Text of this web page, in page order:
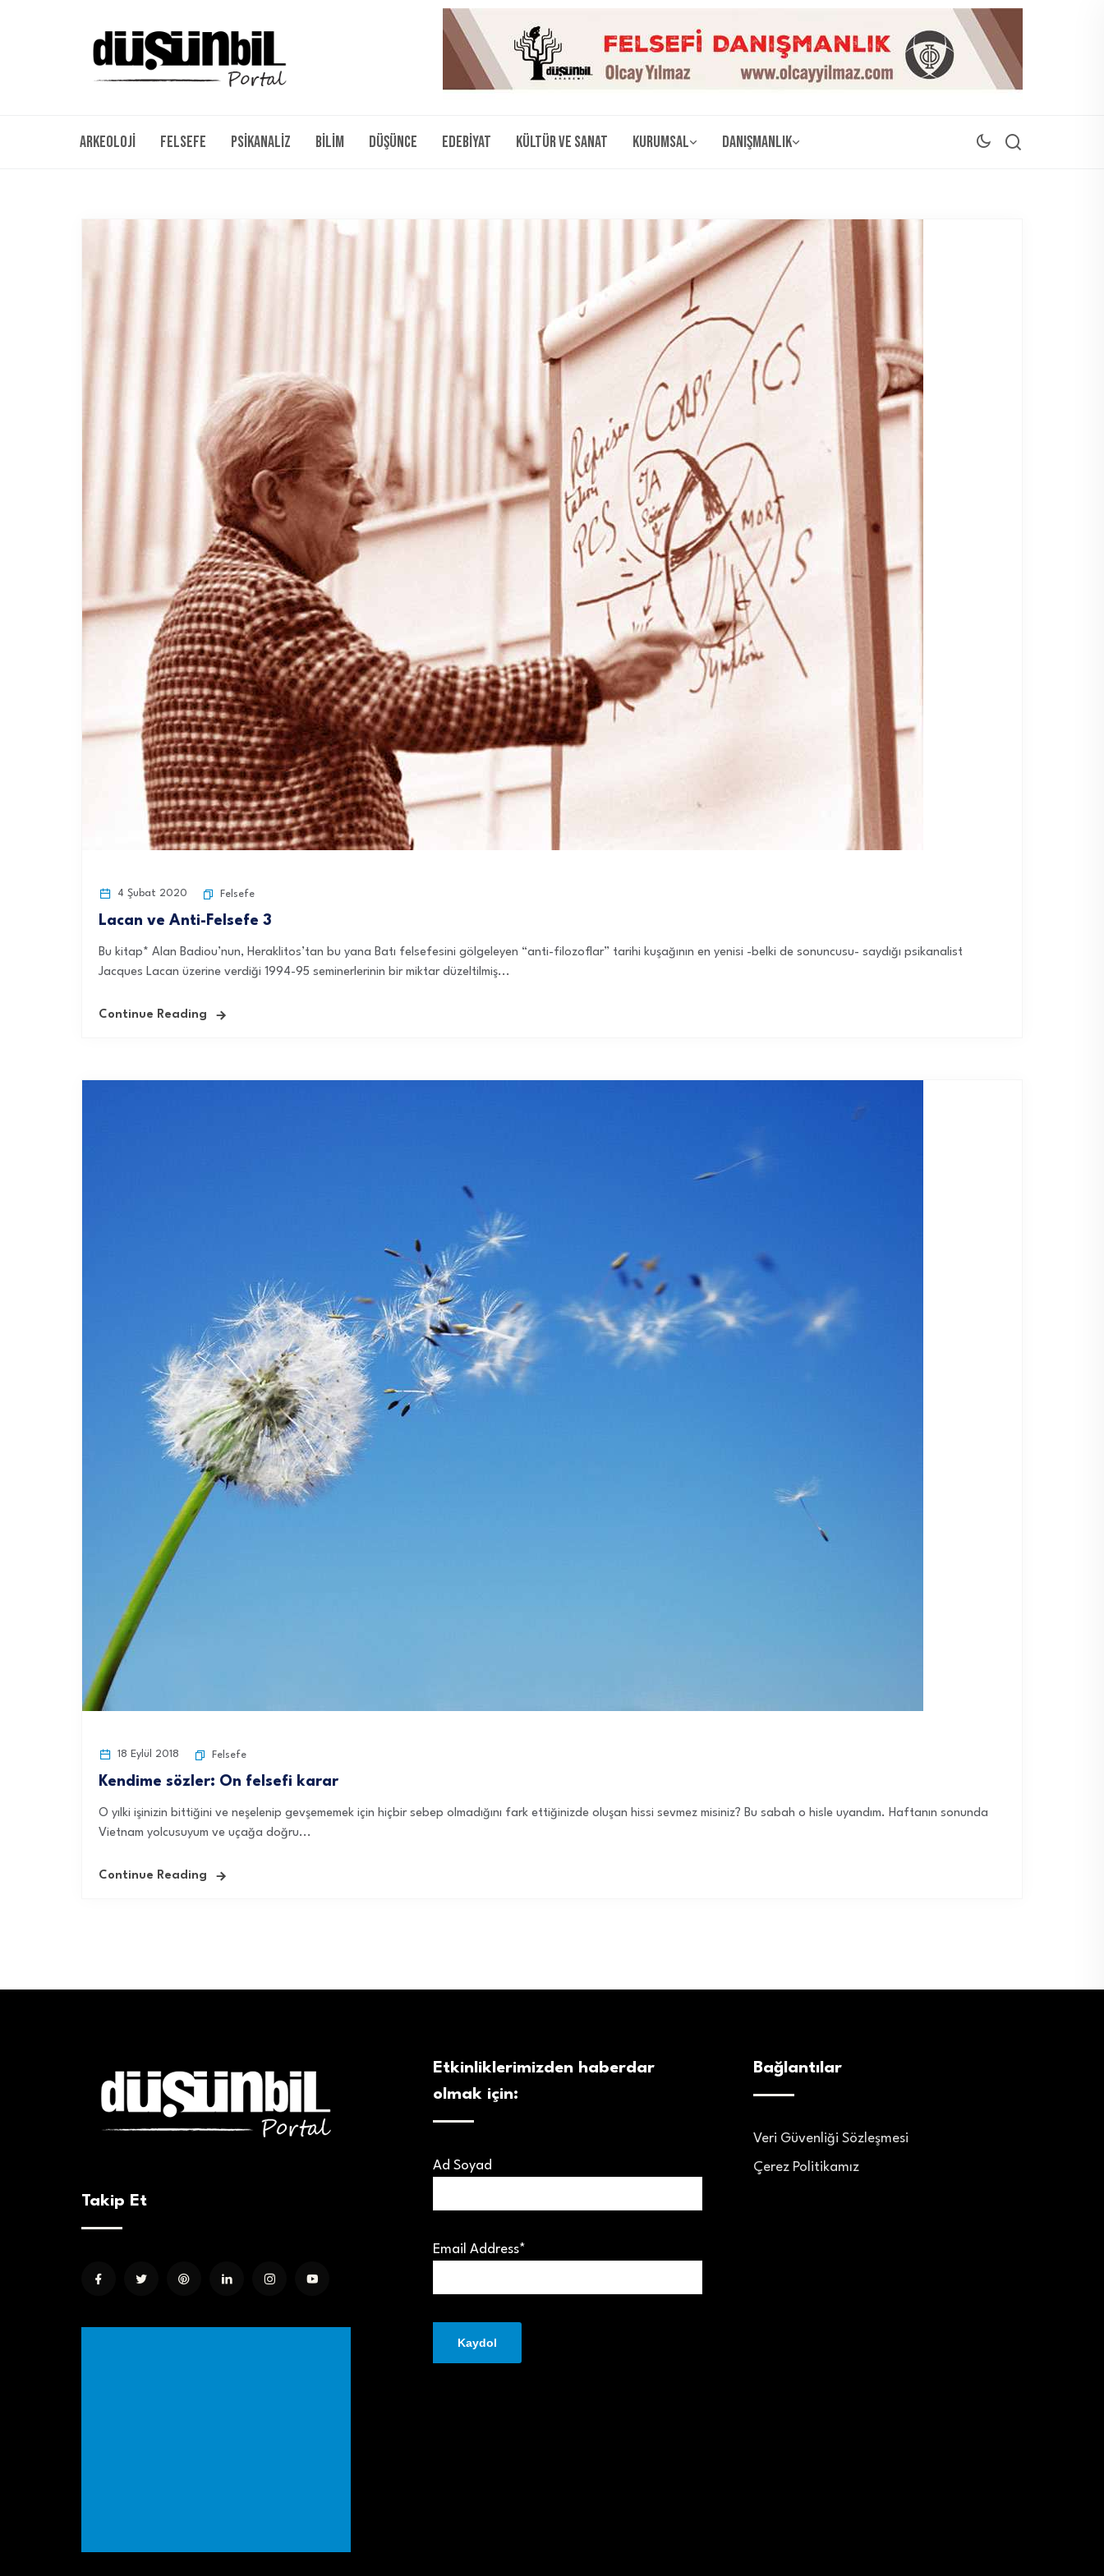
Arkeoloji Felsefe Psikanaliz Bilim Düşünce Edebiyat Kültür ve Sanat Kurumsal Danışmanlık
4 Şubat 2020 Felsefe
Lacan ve Anti-Felsefe 3
Bu kitap* Alan Badiou’nun, Heraklitos’tan bu yana Batı felsefesini gölgeleyen “anti-filozoflar” tarihi kuşağının en yenisi -belki de sonuncusu- saydığı psikanalist
Jacques Lacan üzerine verdiği 1994-95 seminerlerinin bir miktar düzeltilmiş...
Continue Reading
18 Eylül 2018 Felsefe
Kendime sözler: On felsefi karar
O yılki işinizin bittiğini ve neşelenip gevşememek için hiçbir sebep olmadığını fark ettiğinizde oluşan hissi sevmez misiniz? Bu sabah o hisle uyandım. Haftanın sonunda
Vietnam yolcusuyum ve uçağa doğru...
Continue Reading
Takip Et
Etkinliklerimizden haberdar
olmak için:
Ad Soyad
Email Address*
Bağlantılar
Veri Güvenliği Sözleşmesi
Çerez Politikamız